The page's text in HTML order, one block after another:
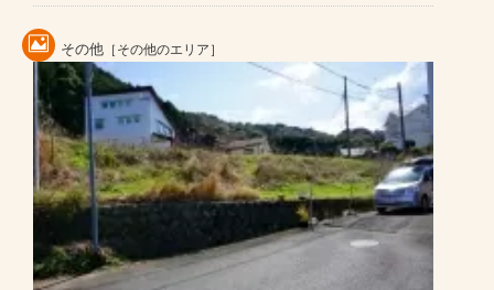
その他 ［その他のエリア］